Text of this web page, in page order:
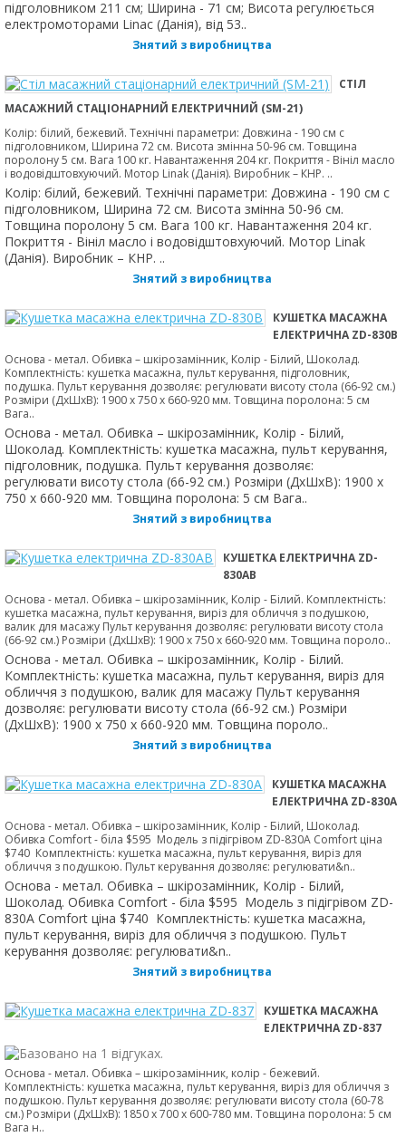
підголовником 211 см; Ширина - 71 см; Висота регулюється
електромоторами Linac (Данія), від 53..
Знятий з виробництва
СТІЛ
МАСАЖНИЙ СТАЦІОНАРНИЙ ЕЛЕКТРИЧНИЙ (SM-21)
Колір: білий, бежевий. Технічні параметри: Довжина - 190 см с
підголовником, Ширина 72 см. Висота змінна 50-96 см. Товщина
поролону 5 см. Вага 100 кг. Навантаження 204 кг. Покриття - Вініл масло
і водовідштовхуючий. Мотор Linak (Данія). Виробник – КНР. ..
Колір: білий, бежевий. Технічні параметри: Довжина - 190 см с
підголовником, Ширина 72 см. Висота змінна 50-96 см.
Товщина поролону 5 см. Вага 100 кг. Навантаження 204 кг.
Покриття - Вініл масло і водовідштовхуючий. Мотор Linak
(Данія). Виробник – КНР. ..
Знятий з виробництва
КУШЕТКА МАСАЖНА
ЕЛЕКТРИЧНА ZD-830B
Основа - метал. Обивка – шкірозамінник, Колір - Білий, Шоколад.
Комплектність: кушетка масажна, пульт керування, підголовник,
подушка. Пульт керування дозволяє: регулювати висоту стола (66-92 см.)
Розміри (ДхШхВ): 1900 х 750 х 660-920 мм. Товщина поролона: 5 см
Вага..
Основа - метал. Обивка – шкірозамінник, Колір - Білий,
Шоколад. Комплектність: кушетка масажна, пульт керування,
підголовник, подушка. Пульт керування дозволяє:
регулювати висоту стола (66-92 см.) Розміри (ДхШхВ): 1900 х
750 х 660-920 мм. Товщина поролона: 5 см Вага..
Знятий з виробництва
КУШЕТКА ЕЛЕКТРИЧНА ZD-
830АB
Основа - метал. Обивка – шкірозамінник, Колір - Білий. Комплектність:
кушетка масажна, пульт керування, виріз для обличчя з подушкою,
валик для масажу Пульт керування дозволяє: регулювати висоту стола
(66-92 см.) Розміри (ДхШхВ): 1900 х 750 х 660-920 мм. Товщина пороло..
Основа - метал. Обивка – шкірозамінник, Колір - Білий.
Комплектність: кушетка масажна, пульт керування, виріз для
обличчя з подушкою, валик для масажу Пульт керування
дозволяє: регулювати висоту стола (66-92 см.) Розміри
(ДхШхВ): 1900 х 750 х 660-920 мм. Товщина пороло..
Знятий з виробництва
КУШЕТКА МАСАЖНА
ЕЛЕКТРИЧНА ZD-830А
Основа - метал. Обивка – шкірозамінник, Колір - Білий, Шоколад.
Обивка Comfort - біла $595 Модель з підігрівом ZD-830A Comfort ціна
$740 Комплектність: кушетка масажна, пульт керування, виріз для
обличчя з подушкою. Пульт керування дозволяє: регулювати&n..
Основа - метал. Обивка – шкірозамінник, Колір - Білий,
Шоколад. Обивка Comfort - біла $595 Модель з підігрівом ZD-
830A Comfort ціна $740 Комплектність: кушетка масажна,
пульт керування, виріз для обличчя з подушкою. Пульт
керування дозволяє: регулювати&n..
Знятий з виробництва
КУШЕТКА МАСАЖНА
ЕЛЕКТРИЧНА ZD-837
Основа - метал. Обивка – шкірозамінник, колір - бежевий.
Комплектність: кушетка масажна, пульт керування, виріз для обличчя з
подушкою. Пульт керування дозволяє: регулювати висоту стола (60-78
см.) Розміри (ДхШхВ): 1850 х 700 х 600-780 мм. Товщина поролона: 5 см
Вага н..